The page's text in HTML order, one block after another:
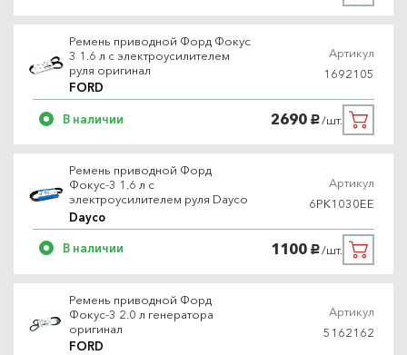
Ремень приводной Форд Фокус
3 1.6 л с электроусилителем
руля оригинал
FORD
Артикул
1692105
В наличии 2690 руб./шт.
Ремень приводной Форд
Фокус-3 1.6 л с
электроусилителем руля Dayco
Dayco
Артикул
6PK1030EE
В наличии 1100 руб./шт.
Ремень приводной Форд
Фокус-3 2.0 л генератора
оригинал
FORD
Артикул
5162162